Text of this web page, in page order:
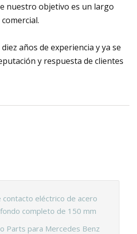
nuestro objetivo es un largo
años de experiencia y ya se
y respuesta de clientes
contacto eléctrico de acero
completo de 150 mm
Parts para Mercedes Benz